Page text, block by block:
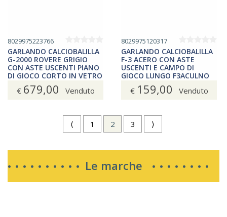
8029975223766
GARLANDO CALCIOBALILLA
G-2000 ROVERE GRIGIO
CON ASTE USCENTI PIANO
DI GIOCO CORTO IN VETRO
G2000GRUCVL
€ 679,00 Venduto
8029975120317
GARLANDO CALCIOBALILLA
F-3 ACERO CON ASTE
USCENTI E CAMPO DI
GIOCO LUNGO F3ACULNO
€ 159,00 Venduto
⟨ 1 2 3 ⟩
Le marche